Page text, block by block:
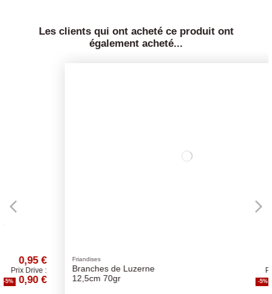
Les clients qui ont acheté ce produit ont
également acheté...
Friandises
Branches de Luzerne
12,5cm 70gr